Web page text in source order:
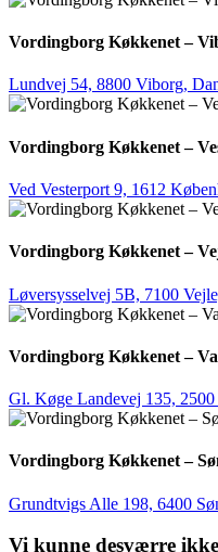
Vordingborg Køkkenet –
Lundvej 54, 8800 Viborg,
Vordingborg Køkkenet –
Ved Vesterport 9, 1612
Vordingborg Køkkenet –
Løversysselvej 5B, 7100
Vordingborg Køkkenet –
Gl. Køge Landevej 135,
Vordingborg Køkkenet –
Grundtvigs Alle 198, 6400
Vi kunne desværre